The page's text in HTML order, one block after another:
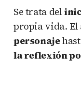
Se trata del
propia vida. El
personaje
la reflexión